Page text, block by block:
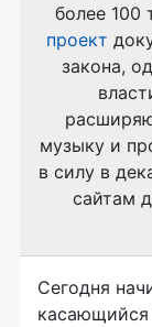
более 100
проект
закона,
музыку и
в силу в
сайтам
Сегодня
касающийся